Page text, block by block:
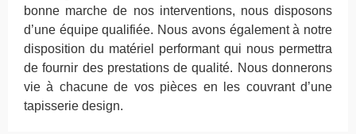
bonne marche de nos interventions, nous disposons
d’une équipe qualifiée. Nous avons également à notre
disposition du matériel performant qui nous permettra
de fournir des prestations de qualité. Nous donnerons
vie à chacune de vos pièces en les couvrant d’une
tapisserie design.